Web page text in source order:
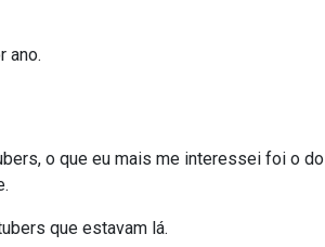
ano.
o que eu mais me interessei foi o do
que estavam lá.